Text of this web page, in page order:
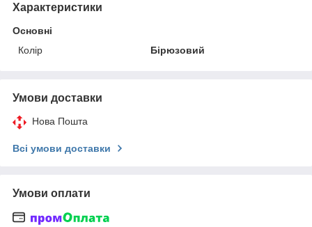
Характеристики
Основні
Колір
Бірюзовий
Умови доставки
Нова Пошта
Всі умови доставки
Умови оплати